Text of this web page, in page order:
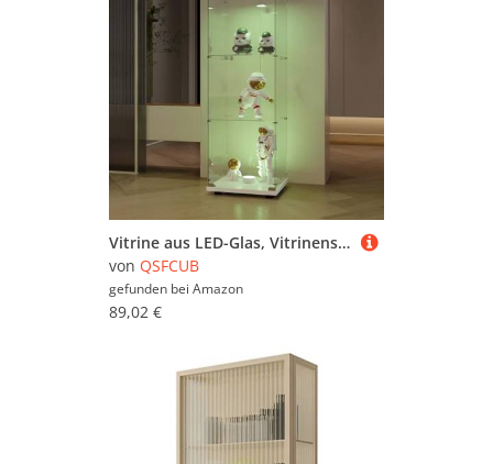
Vitrine aus LED-Glas, Vitrinenschrank für Sammlung, Vitrinen auf Fuß, 3-lagiger Schrank mit Schloss, Schaufenster für Wohnzimmer, Büro (1 Tür, 3 Ablagen + LED, weiß)
von QSFCUB
gefunden bei Amazon
89,02 €